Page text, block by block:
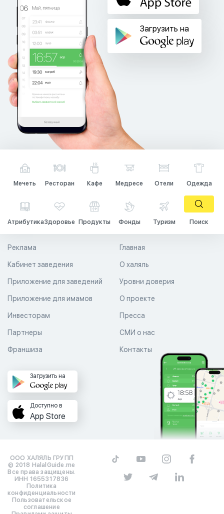
Загрузить на
Мечеть Ресторан Кафе Медресе Отели Одежда
АтрибутикаЗдоровье Продукты Фонды Туризм Поиск
Главная
О халяль
Уровни доверия
Реклама
Кабинет заведения
Приложение для заведений
Приложение для имамов О проекте
Пресса
СМИ о нас
Контакты
Инвесторам
Партнеры
Франшиза
Загрузить на
Доступно в
App Store
ООО ХАЛЯЛЬ ГРУПП
© 2018 HalalGuide.me
Все права защищены.
ИНН 1655317836
Политика
конфиденциальности
Пользовательское
соглашение